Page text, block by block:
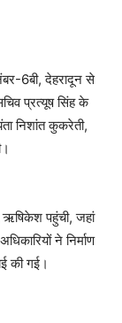
6बी, देहरादून से
प्रत्यूष सिंह के
निशांत कुकरेती,
ऋषिकेश पहुंची, जहां
ने निर्माण
की गई।